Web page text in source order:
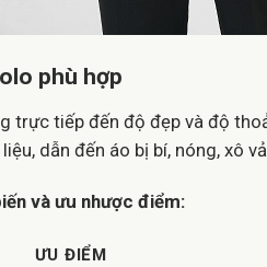
phù hợp
trực tiếp đến độ đẹp và độ
dẫn đến áo bị bí, nóng, xô
và ưu nhược điểm:
ƯU ĐIỂM